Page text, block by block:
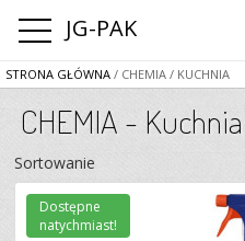
JG-PAK
STRONA GŁÓWNA / CHEMIA / KUCHNIA
CHEMIA - Kuchnia
Sortowanie
Dostępne
natychmiast!